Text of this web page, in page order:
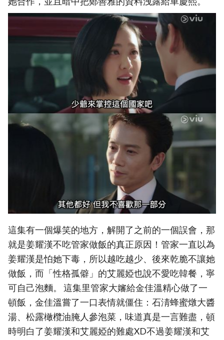
這集有一個爆笑的地方，解開了之前的一個誤會，那
就是姜耀漢不吃管家做飯的真正原因！管家一直以為
姜耀漢是怕她下毒，所以越吃越少、後來乾脆不讓她
做飯，而「性格孤僻」的艾麗婭也說不愛吃韓餐，寧
可自己泡麵。 這集里管家大嬸給金佳溫精心做了一
頓飯，金佳溫嘗了一口表情就僵住：石淸蜂蜜燉大醬
湯、松露橄欖油腌人參泡菜，味道真是一言難盡，頓
時明白了姜耀漢和艾麗婭的難處XD不過姜耀漢和艾